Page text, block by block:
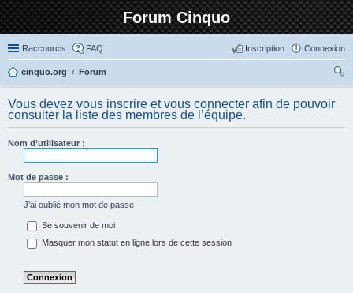
Forum Cinquo
Raccourcis FAQ Connexion
Inscription
cinquo.org
Forum
her
ch
Vous devez vous inscrire et vous connecter afin de pouvoir
consulter la liste des membres de l’équipe.
Nom d’utilisateur :
Mot de passe :
J’ai oublié mon mot de passe
Se souvenir de moi
Masquer mon statut en ligne lors de cette session